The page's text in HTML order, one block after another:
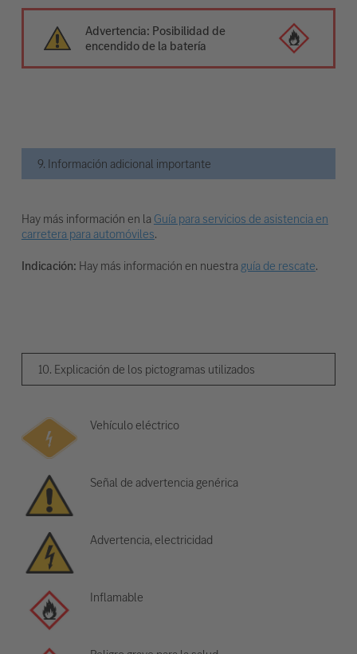
Advertencia: Posibilidad de
encendido de la batería
9. Información adicional importante
Hay más información en laGuía para servicios de asistencia en
carretera para automóviles.
Indicación: Hay más información en nuestraguía de rescate.
10. Explicación de los pictogramas utilizados
Vehículo eléctrico
Señal de advertencia genérica
Advertencia, electricidad
Inflamable